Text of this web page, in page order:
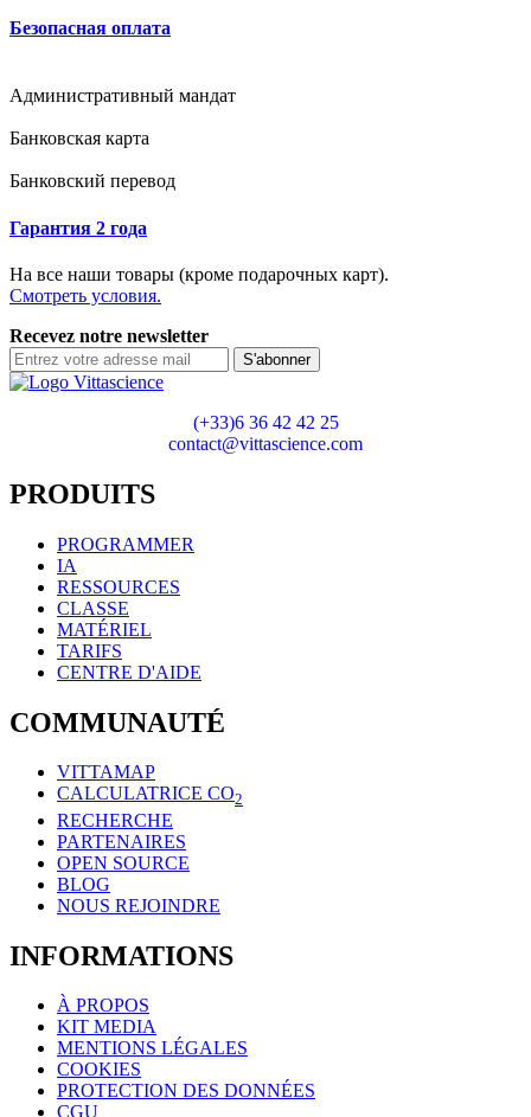
Безопасная оплата
Административный мандат
Банковская карта
Банковский перевод
Гарантия 2 года
На все наши товары (кроме подарочных карт).
Смотреть условия.
Recevez notre newsletter
S'abonner
(+33)6 36 42 42 25
contact@vittascience.com
PRODUITS
PROGRAMMER
IA
RESSOURCES
CLASSE
MATÉRIEL
TARIFS
CENTRE D'AIDE
COMMUNAUTÉ
VITTAMAP
CALCULATRICE CO2
RECHERCHE
PARTENAIRES
OPEN SOURCE
BLOG
NOUS REJOINDRE
INFORMATIONS
À PROPOS
KIT MEDIA
MENTIONS LÉGALES
COOKIES
PROTECTION DES DONNÉES
CGU